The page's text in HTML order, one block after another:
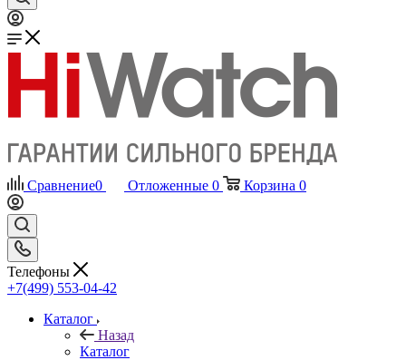
Сравнение0 Отложенные 0 Корзина 0
Телефоны
+7(499) 553-04-42
Каталог
Назад
Каталог